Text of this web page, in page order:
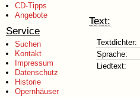
CD-Tipps
Angebote
Service
Suchen
Kontakt
Impressum
Datenschutz
Historie
Opernhäuser
Text:
Textdichter:
Sprache:
Liedtext: